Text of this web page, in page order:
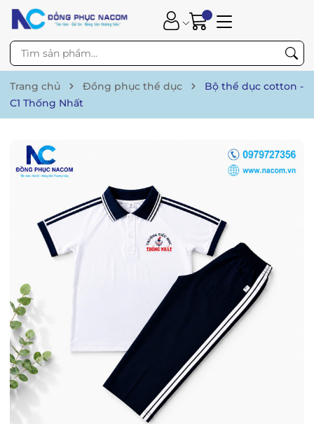
Trang chủ Đồng phục thể dục
Bộ thể dục cotton -
C1 Thống Nhất